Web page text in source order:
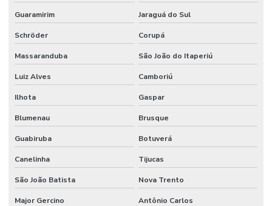
Guaramirim Jaraguá do Sul
Schröder Corupá
Massaranduba São João do Itaperiú
Luiz Alves Camboriú
Ilhota Gaspar
Blumenau Brusque
Guabiruba Botuverá
Canelinha Tijucas
São João Batista Nova Trento
Major Gercino Antônio Carlos